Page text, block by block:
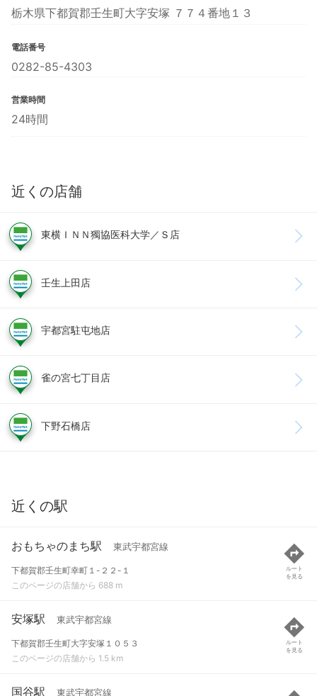
栃木県下都賀郡壬生町大字安塚 ７７４番地１３
電話番号
0282-85-4303
営業時間
24時間
近くの店舗
東横ＩＮＮ獨協医科大学／Ｓ店
壬生上田店
宇都宮駐屯地店
雀の宮七丁目店
下野石橋店
近くの駅
おもちゃのまち駅 東武宇都宮線
下都賀郡壬生町幸町１-２２-１
このページの店舗から 688 m
ルート
を見る
安塚駅 東武宇都宮線
下都賀郡壬生町大字安塚１０５３
このページの店舗から 1.5 km
ルート
を見る
国谷駅 東武宇都宮線